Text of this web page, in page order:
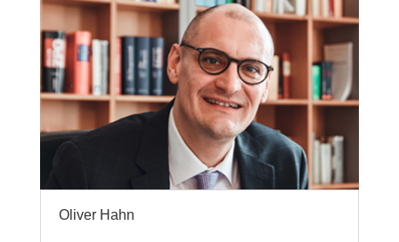
Oliver Hahn